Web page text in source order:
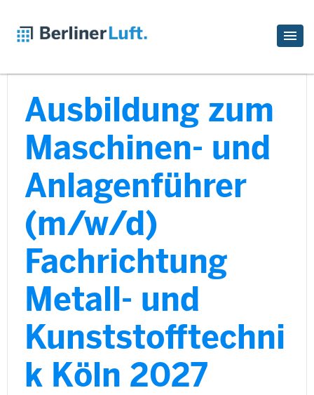
Ausbildung zum
Maschinen- und
Anlagenführer
(m/w/d)
Fachrichtung
Metall- und
Kunststofftechni
k Köln 2027